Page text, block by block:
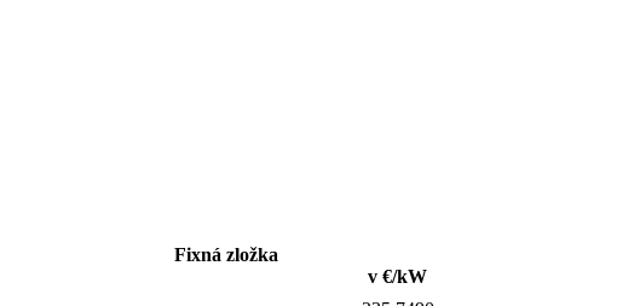
Fixná zložka
v €/kW